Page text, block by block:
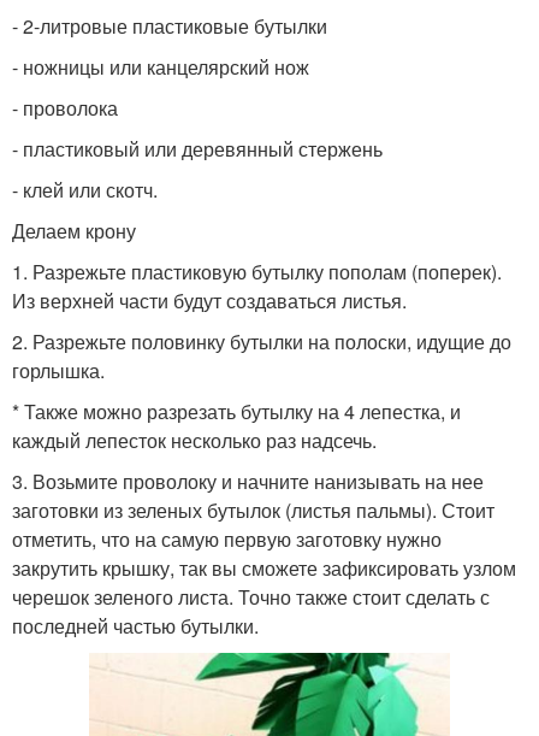
- 2-литровые пластиковые бутылки
- ножницы или канцелярский нож
- проволока
- пластиковый или деревянный стержень
- клей или скотч.
Делаем крону
1. Разрежьте пластиковую бутылку пополам (поперек).
Из верхней части будут создаваться листья.
2. Разрежьте половинку бутылки на полоски, идущие до
горлышка.
* Также можно разрезать бутылку на 4 лепестка, и
каждый лепесток несколько раз надсечь.
3. Возьмите проволоку и начните нанизывать на нее
заготовки из зеленых бутылок (листья пальмы). Стоит
отметить, что на самую первую заготовку нужно
закрутить крышку, так вы сможете зафиксировать узлом
черешок зеленого листа. Точно также стоит сделать с
последней частью бутылки.